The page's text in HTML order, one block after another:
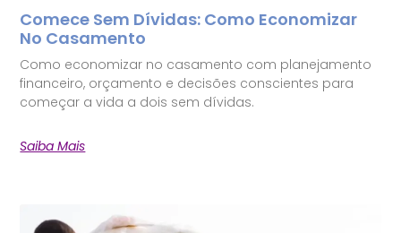
Comece Sem Dívidas: Como Economizar
No Casamento
Como economizar no casamento com planejamento
financeiro, orçamento e decisões conscientes para
começar a vida a dois sem dívidas.
Saiba Mais